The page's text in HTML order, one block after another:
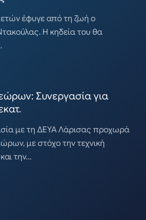
ετών έφυγε από τη ζωή ο
Η κηδεία του θα
Συνεργασία για
με τη ΔΕΥΑ Λάρισας προχωρά
με στόχο την τεχνική
την…